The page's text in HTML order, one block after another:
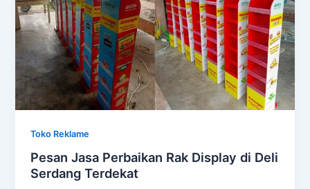
Toko Reklame
Pesan Jasa Perbaikan Rak Display di Deli
Serdang Terdekat